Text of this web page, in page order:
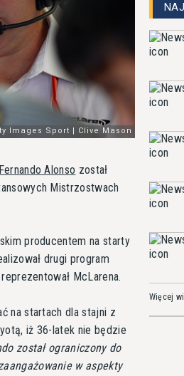
Fernando Alonso został
Mistrzostwach
producentem na starty
drugi program
McLarena.
na startach dla stajni z
iż 36-latek nie będzie
został ograniczony do
w aspekty
Więcej